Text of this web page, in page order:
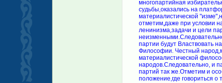
многопартийная
судьбы,оказались на
материалистической
отметим,даже при условии
ленинизма,задачи и цели
партии будут Властвовать
Философии. Честный
материалистической
народов.Следовательно, и
партий так же.Отметим и
положение,где говориться